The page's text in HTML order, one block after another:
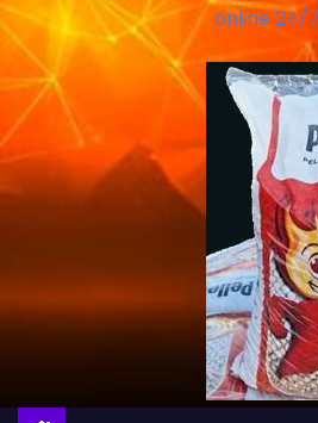
online 24/7